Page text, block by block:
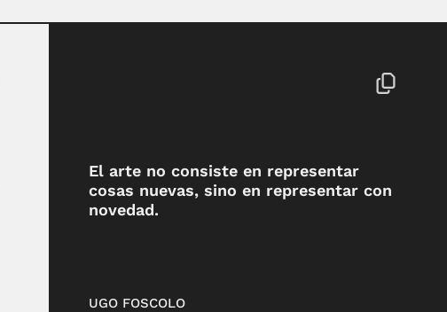
El arte no consiste en representar
cosas nuevas, sino en representar con
novedad.
UGO FOSCOLO